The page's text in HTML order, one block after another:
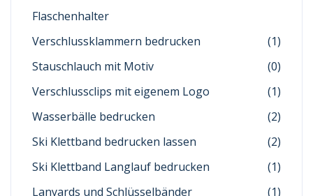
Flaschenhalter
Verschlussklammern bedrucken
(1)
Stauschlauch mit Motiv
(0)
Verschlussclips mit eigenem Logo
(1)
Wasserbälle bedrucken
(2)
Ski Klettband bedrucken lassen
(2)
Ski Klettband Langlauf bedrucken
(1)
Lanyards und Schlüsselbänder
(1)